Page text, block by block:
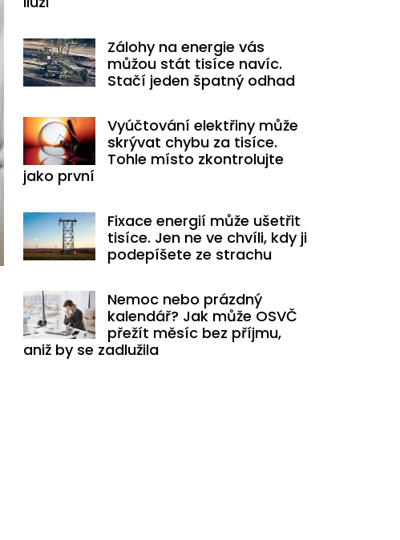
Zálohy na energie vás
můžou stát tisíce navíc.
Stačí jeden špatný odhad
Vyúčtování elektřiny může
skrývat chybu za tisíce.
Tohle místo zkontrolujte
jako první
Fixace energií může ušetřit
tisíce. Jen ne ve chvíli, kdy ji
podepíšete ze strachu
Nemoc nebo prázdný
kalendář? Jak může OSVČ
přežít měsíc bez příjmu,
aniž by se zadlužila